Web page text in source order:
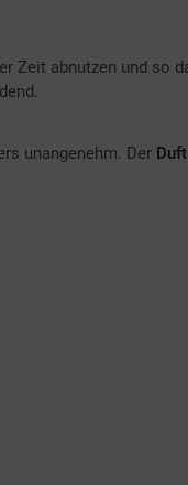
Zeit abnutzen und so
unangenehm. Der Duft